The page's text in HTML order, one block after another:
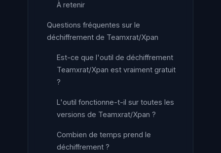
À retenir
Questions fréquentes sur le
déchiffrement de Teamxrat/Xpan
Est-ce que l'outil de déchiffrement
Teamxrat/Xpan est vraiment gratuit
?
L'outil fonctionne-t-il sur toutes les
versions de Teamxrat/Xpan ?
Combien de temps prend le
déchiffrement ?